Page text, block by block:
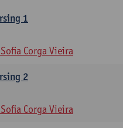
1
Corga Vieira
2
Corga Vieira